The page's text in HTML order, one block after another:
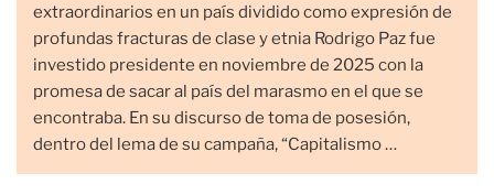
extraordinarios en un país dividido como expresión de
profundas fracturas de clase y etnia Rodrigo Paz fue
investido presidente en noviembre de 2025 con la
promesa de sacar al país del marasmo en el que se
encontraba. En su discurso de toma de posesión,
dentro del lema de su campaña, “Capitalismo …